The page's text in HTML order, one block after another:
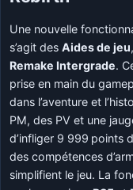
Une nouvelle
s’agit desAides de jeu
Remake Intergrade.
prise en main du
dans l’aventure et
PM, des PV et une
d’infliger 9 999 points
des compétences
simplifient le jeu. La